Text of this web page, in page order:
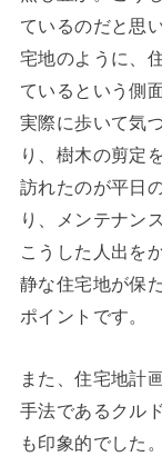
ているのだと思
宅地のように、
ているという側
実際に歩いて気
り、樹木の剪定
訪れたのが平日
り、メンテナン
こうした人出を
静な住宅地が保
ポイントです。
また、住宅地計
手法であるクル
も印象的でした。